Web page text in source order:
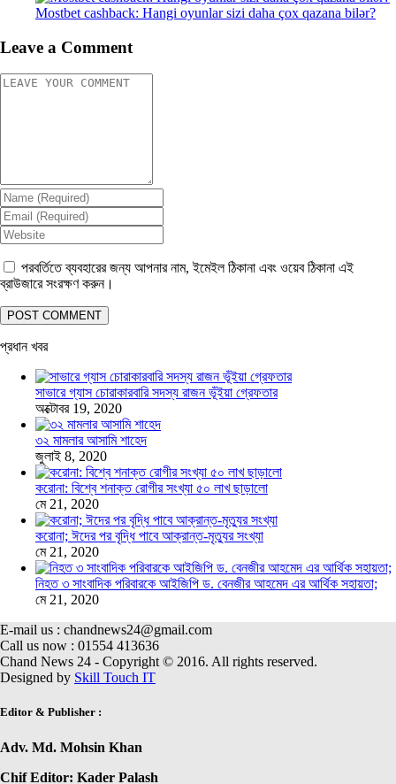
Mostbet cashback: Hangi oyunlar sizi daha çox qazana bilər?
Leave a Comment
পরবর্তিতে ব্যবহারের জন্য আপনার নাম, ইমেইল ঠিকানা এবং ওয়েব ঠিকানা এই
ব্রাউজারে সংরক্ষণ করুন।
প্রধান খবর
সাভারে গ্যাস চোরাকারবারি সদস্য রাজন ভূঁইয়া গ্রেফতার
অক্টোবর 19, 2020
৩২ মামলার আসামি শাহেদ
জুলাই 8, 2020
করোনা: বিশ্বে শনাক্ত রোগীর সংখ্যা ৫০ লাখ ছাড়ালো
মে 21, 2020
করোনা; ঈদের পর বৃদ্ধি পাবে আক্রান্ত-মৃত্যুর সংখ্যা
মে 21, 2020
নিহত ৩ সাংবাদিক পরিবারকে আইজিপি ড. বেনজীর আহমেদ এর আর্থিক সহায়তা;
মে 21, 2020
E-mail us : chandnews24@gmail.com
Call us now : 01554 413636
Chand News 24 - Copyright © 2016. All rights reserved.
Designed by Skill Touch IT
Editor & Publisher :
Adv. Md. Mohsin Khan
Chif Editor: Kader Palash